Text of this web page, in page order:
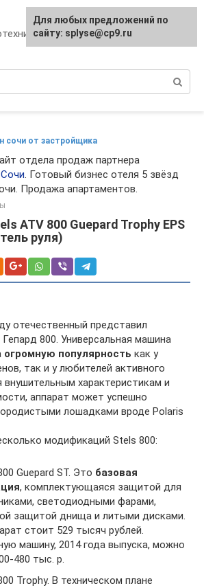
снегоходы,
сочи от застройщика
отдела продаж партнера
. Готовый бизнес отеля 5 звёзд
Продажа апартаментов.
ATV 800 Guepard Trophy EPS
руля)
отечественный представил
800. Универсальная машина
огромную популярность как у
так и у любителей активного
внушительным характеристикам и
аппарат может успешно
лошадками вроде Polaris
модификаций Stels 800:
Guepard ST. Это базовая
, комплектующаяся защитой для
светодиодными фарами,
защитой днища и литыми дисками.
стоит 529 тысяч рублей.
машину, 2014 года выпуска, можно
480 тыс. р.
Trophy. В техническом плане
Для любых предложений по
сайту: splyse@cp9.ru